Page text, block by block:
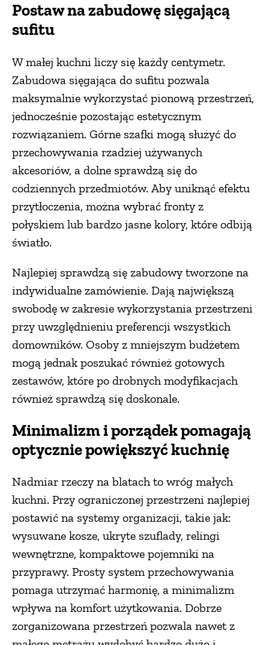
Postaw na zabudowę sięgającą
sufitu
W małej kuchni liczy się każdy centymetr.
Zabudowa sięgająca do sufitu pozwala
maksymalnie wykorzystać pionową przestrzeń,
jednocześnie pozostając estetycznym
rozwiązaniem. Górne szafki mogą służyć do
przechowywania rzadziej używanych
akcesoriów, a dolne sprawdzą się do
codziennych przedmiotów. Aby uniknąć efektu
przytłoczenia, można wybrać fronty z
połyskiem lub bardzo jasne kolory, które odbiją
światło.
Najlepiej sprawdzą się zabudowy tworzone na
indywidualne zamówienie. Dają największą
swobodę w zakresie wykorzystania przestrzeni
przy uwzględnieniu preferencji wszystkich
domowników. Osoby z mniejszym budżetem
mogą jednak poszukać również gotowych
zestawów, które po drobnych modyfikacjach
również sprawdzą się doskonale.
Minimalizm i porządek pomagają
optycznie powiększyć kuchnię
Nadmiar rzeczy na blatach to wróg małych
kuchni. Przy ograniczonej przestrzeni najlepiej
postawić na systemy organizacji, takie jak:
wysuwane kosze, ukryte szuflady, relingi
wewnętrzne, kompaktowe pojemniki na
przyprawy. Prosty system przechowywania
pomaga utrzymać harmonię, a minimalizm
wpływa na komfort użytkowania. Dobrze
zorganizowana przestrzeń pozwala nawet z